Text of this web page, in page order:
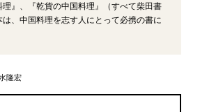
』、『乾貨の中国料理』（すべて柴田書
、中国料理を志す人にとって必携の書に
隆宏